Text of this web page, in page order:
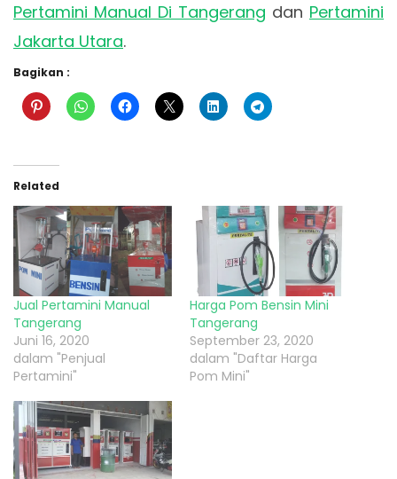
Pertamini Manual Di Tangerang dan Pertamini
Jakarta Utara.
Bagikan :
Related
Jual Pertamini Manual
Tangerang
Juni 16, 2020
dalam "Penjual
Pertamini"
Harga Pom Bensin Mini
Tangerang
September 23, 2020
dalam "Daftar Harga
Pom Mini"